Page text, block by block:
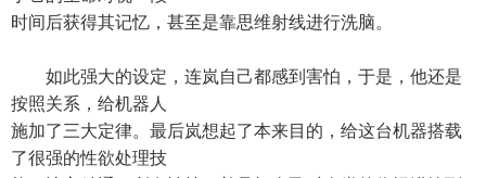
时间后获得其记忆，甚至是靠思维射线进行洗脑。
如此强大的设定，连岚自己都感到害怕，于是，他还是
按照关系，给机器人
施加了三大定律。最后岚想起了本来目的，给这台机器搭载
了很强的性欲处理技